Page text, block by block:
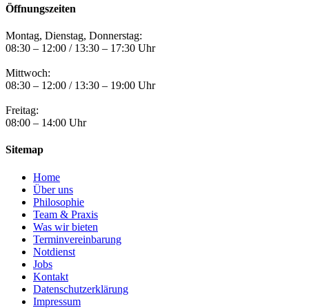
Öffnungszeiten
Montag, Dienstag, Donnerstag:
08:30 – 12:00 / 13:30 – 17:30 Uhr
Mittwoch:
08:30 – 12:00 / 13:30 – 19:00 Uhr
Freitag:
08:00 – 14:00 Uhr
Sitemap
Home
Über uns
Philosophie
Team & Praxis
Was wir bieten
Terminvereinbarung
Notdienst
Jobs
Kontakt
Datenschutzerklärung
Impressum